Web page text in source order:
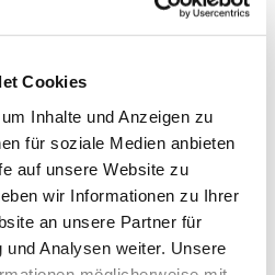
Cookies
Inhalte und Anzeigen zu
für soziale Medien anbieten
auf unsere Website zu
wir Informationen zu Ihrer
an unsere Partner für
Analysen weiter. Unsere
essen bei Cellino in